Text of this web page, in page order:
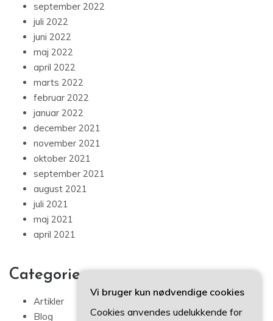
september 2022
juli 2022
juni 2022
maj 2022
april 2022
marts 2022
februar 2022
januar 2022
december 2021
november 2021
oktober 2021
september 2021
august 2021
juli 2021
maj 2021
april 2021
Categories
Artikler
Blog
Vi bruger kun nødvendige cookies
Cookies anvendes udelukkende for